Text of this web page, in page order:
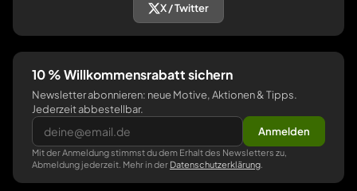
X / Twitter
10 % Willkommensrabatt sichern
Newsletter abonnieren: neue Motive, Aktionen & Tipps.
Jederzeit abbestellbar.
Anmelden
Mit der Anmeldung stimmst du dem Erhalt des Newsletters zu,
Abmeldung jederzeit. Mehr in der Datenschutzerklärung